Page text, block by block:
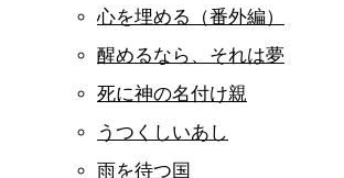
心を埋める（番外編）
醒めるなら、それは夢
死に神の名付け親
うつくしいあし
雨を待つ国